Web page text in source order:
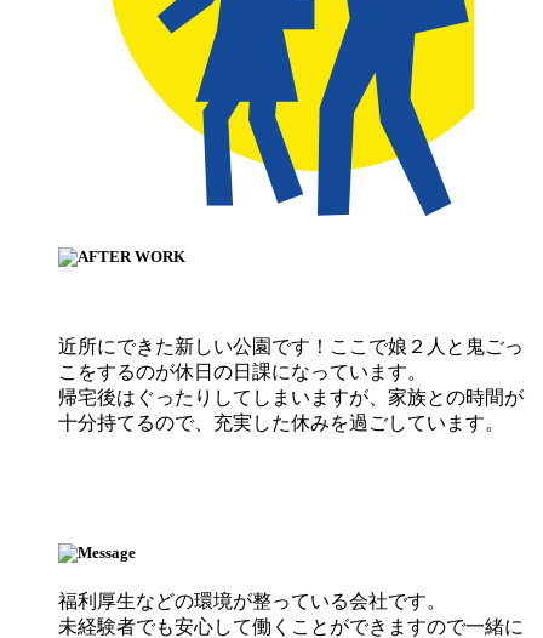
近所にできた新しい公園です！ここで娘２人と鬼ごっ
こをするのが休日の日課になっています。
帰宅後はぐったりしてしまいますが、家族との時間が
十分持てるので、充実した休みを過ごしています。
福利厚生などの環境が整っている会社です。
未経験者でも安心して働くことができますので一緒に